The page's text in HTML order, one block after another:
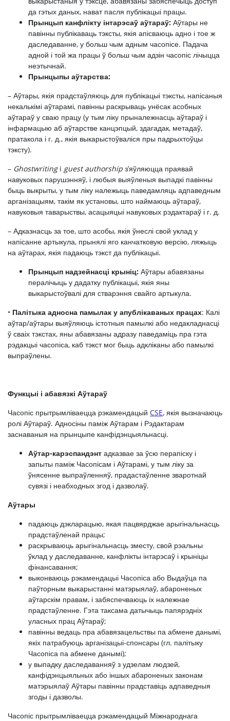
да гэтых даных, нават пасля публікацыі працы.
Прынцып канфлікту інтарэсаў аўтараў: Аўтары не
павінны публікаваць тэксты, якія апісваюць адно і тое ж
даследаванне, у больш чым адным часопісе. Падача
адной і той жа працы ў больш чым адзін часопіс лічыцца
неэтычнай.
Прынцыпы аўтарства:
– Аўтары, якія прадстаўляюць для публікацыі тэксты, напісаныя
некалькімі аўтарамі, павінны раскрываць унёсак асобных
аўтараў у сваю працу (у тым ліку прыналежнасць аўтараў і
інфармацыю аб аўтарстве канцэпцый, здагадак, метадаў,
пратакола і г. д., якія выкарыстоўваліся пры падрыхтоўцы
тэксту).
– Ghostwritingi guest authorship з’яўляюцца праявай
навуковых парушэнняў, і любыя выяўленыя выпадкі павінны
быць выкрыты, у тым ліку належыць паведамляць адпаведным
арганізацыям, такім як установы, што наймаюць аўтараў,
навуковыя таварыствы, асацыяцыі навуковых рэдактараў і г. д.
– Адказнасць за тое, што асобы, якія ўнеслі свой уклад у
напісанне артыкула, прынялі яго канчатковую версію, ляжыць
на аўтарах, якія падаюць тэкст да публікацыі.
Прынцып надзейнасці крыніц: Аўтары абавязаны
пералічыць у дадатку публікацыі, якія яны
выкарыстоўвалі для стварэння свайго артыкула.
​​• Палітыка адносна памылак у апублікаваных працах: Калі
аўтар/аўтары выяўляюць істотныя памылкі або недакладнасці
ў сваіх тэкстах, яны абавязаны адразу паведаміць пра гэта
рэдакцыі часопіса, каб тэкст мог быць адкліканы або памылкі
выпраўлены.
Функцыі і абавязкі Аўтараў
Часопіс прытрымліваецца рэкамендацый CSE, якія вызначаюць
ролі Аўтараў. Адносіны паміж Аўтарам і Рэдактарам
заснаваныя на прынцыпе канфідэнцыяльнасці.
Аўтар-карэспандэнт адказвае за ўсю перапіску і
запыты паміж Часопісам і Аўтарамі, у тым ліку за
ўнясенне выпраўленняў, прадастаўленне зваротнай
сувязі і неабходных згод і дазволаў.
Аўтары
падаюць дэкларацыю, якая пацвярджае арыгінальнасць
прадстаўленай працы;
раскрываюць арыгінальнасць зместу, свой рэальны
ўклад у даследаванне, канфлікты інтарэсаў і крыніцы
фінансавання;
выконваюць рэкамендацыі Часопіса або Выдаўца па
паўторным выкарыстанні матэрыялаў, абароненых
аўтарскім правам, і забяспечваюць іх належнае
прадстаўленне. Гэта таксама датычыць папярэдніх
уласных прац Аўтараў;
павінны ведаць пра абавязацельствы па абмене данымі,
якіх патрабуюць арганізацыі-спонсары (гл. палітыку
Часопіса па абмене данымі);
у выпадку даследаванняў з удзелам людзей,
канфідэнцыяльных або іншых абароненых законам
матэрыялаў Аўтары павінны прадставіць адпаведныя
згоды і дазволы.
Часопіс прытрымліваецца рэкамендацый Міжнароднага